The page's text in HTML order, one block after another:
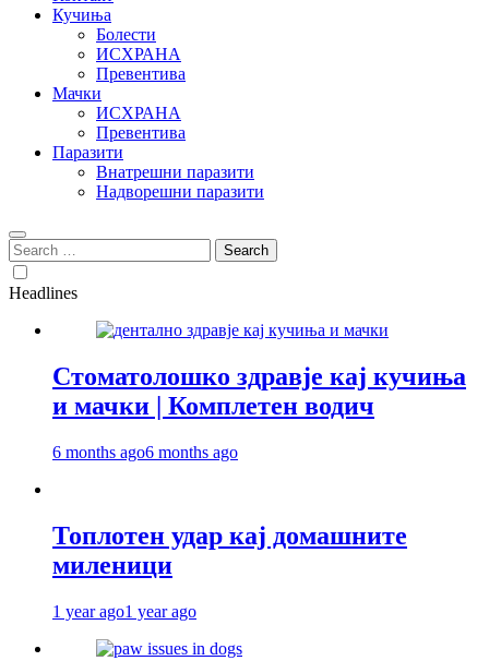
Кучиња
Болести
ИСХРАНА
Превентива
Мачки
ИСХРАНА
Превентива
Паразити
Внатрешни паразити
Надворешни паразити
Search
for:
Headlines
Стоматолошко здравје кај кучиња
и мачки | Комплетен водич
6 months ago6 months ago
Топлотен удар кај домашните
миленици
1 year ago1 year ago